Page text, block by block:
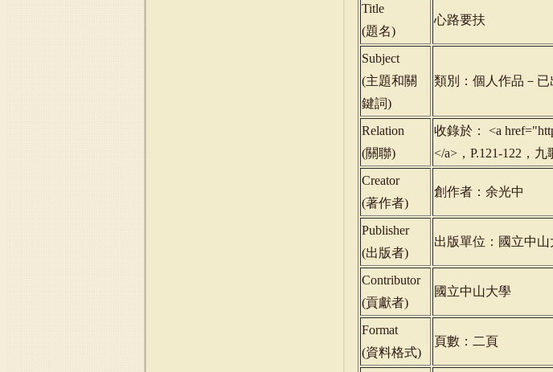
Title
(題名)
心路要扶
Subject
(主題和關
鍵詞)
類別：個人作品－已
Relation
(關聯)
收錄於： <a
</a>，P.121-122，
Creator
(著作者)
創作者：余光中
Publisher
(出版者)
出版單位：國立中山
Contributor
(貢獻者)
國立中山大學
Format
(資料格式)
頁數：二頁